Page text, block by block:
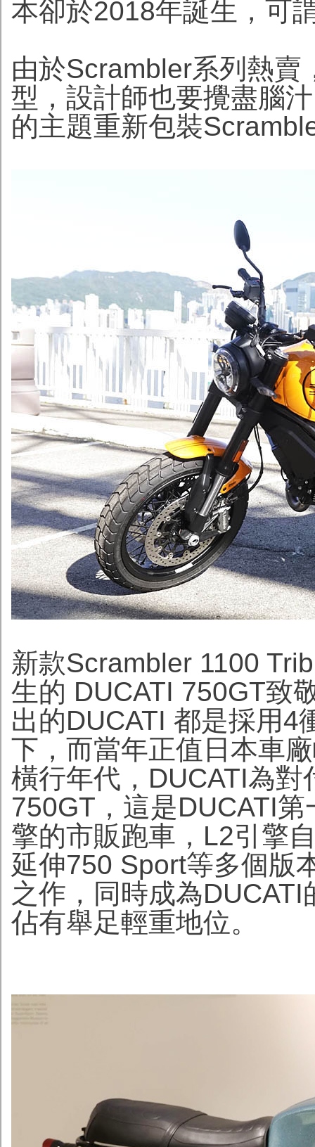
本卻於2018年誕生，可
由於Scrambler系列熱
型，設計師也要攪盡腦
的主題重新包裝
新款Scrambler 1100
生的 DUCATI 750GT致
出的DUCATI 都是採用4
下，而當年正值日本車
橫行年代，DUCATI為
750GT，這是DUCATI
擎的市販跑車，L2引擎
延伸750 Sport等多個版
之作，同時成為
佔有舉足輕重地位。